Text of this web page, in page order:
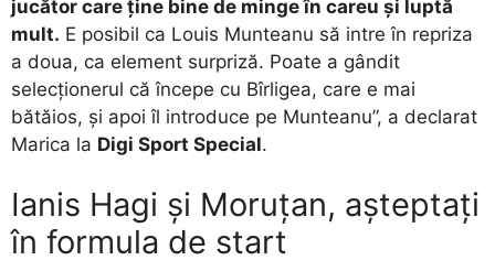
jucător care ține bine de minge în careu și luptă
mult. E posibil ca Louis Munteanu să intre în repriza
a doua, ca element surpriză. Poate a gândit
selecționerul că începe cu Bîrligea, care e mai
bătăios, și apoi îl introduce pe Munteanu”, a declarat
Marica la Digi Sport Special.
Ianis Hagi și Moruțan, așteptați
în formula de start